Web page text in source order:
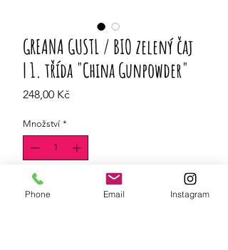
GREANA GUSTL / BIO zelený čaj
| 1. třída "China Gunpowder"
248,00 KčCena
Množství *
Do košíku
Phone Email Instagram